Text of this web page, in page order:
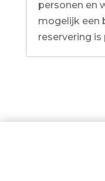
personen en
mogelijk een
reservering is